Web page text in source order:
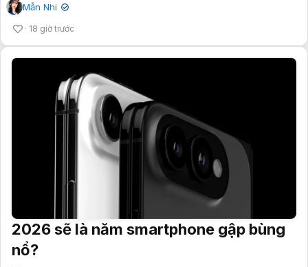
Mẫn Nhi ✔
18 giờ trước
2026 sẽ là năm smartphone gập bùng
nổ?